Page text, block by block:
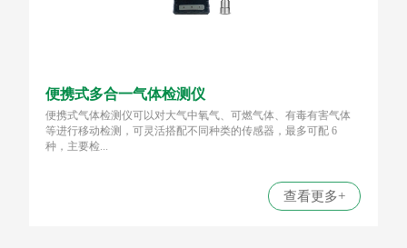
便携式多合一气体检测仪
便携式气体检测仪可以对大气中氧气、可燃气体、有毒有害气体
等进行移动检测，可灵活搭配不同种类的传感器，最多可配 6
种，主要检...
查看更多+